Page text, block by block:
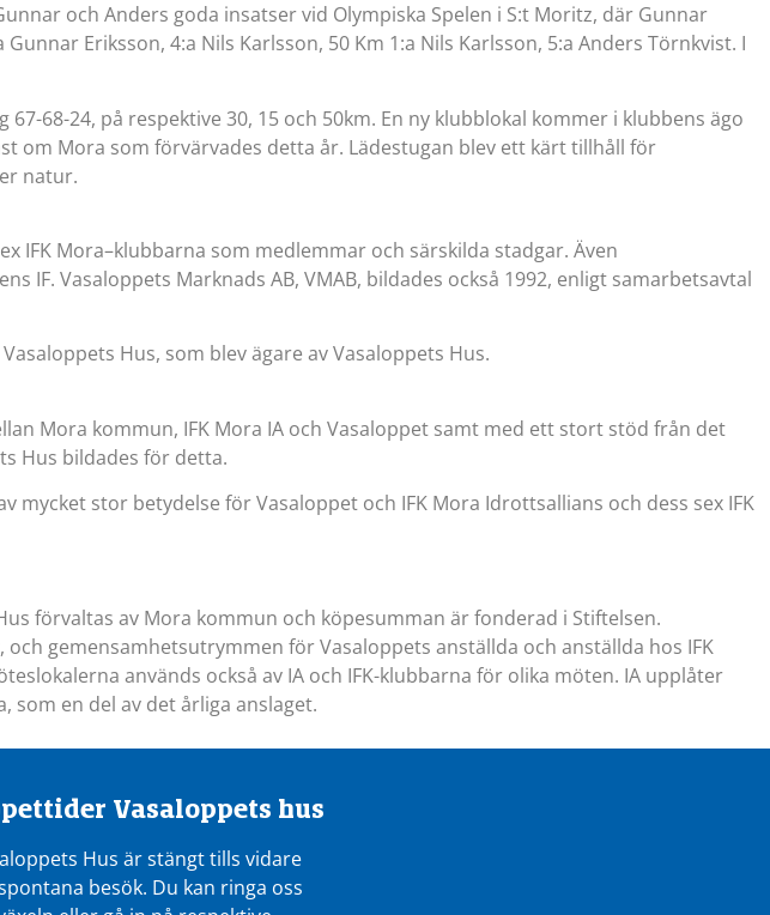
och Anders goda insatser vid Olympiska Spelen i S:t Moritz, där Gunnar
Eriksson, 4:a Nils Karlsson, 50 Km 1:a Nils Karlsson, 5:a Anders Törnkvist. I
68-24, på respektive 30, 15 och 50km. En ny klubblokal kommer i klubbens ägo
om Mora som förvärvades detta år. Lädestugan blev ett kärt tillhåll för
natur.
IFK Mora–klubbarna som medlemmar och särskilda stadgar. Även
IF. Vasaloppets Marknads AB, VMAB, bildades också 1992, enligt samarbetsavtal
Hus, som blev ägare av Vasaloppets Hus.
Mora kommun, IFK Mora IA och Vasaloppet samt med ett stort stöd från det
Hus bildades för detta.
stor betydelse för Vasaloppet och IFK Mora Idrottsallians och dess sex IFK
förvaltas av Mora kommun och köpesumman är fonderad i Stiftelsen.
gemensamhetsutrymmen för Vasaloppets anställda och anställda hos IFK
används också av IA och IFK-klubbarna för olika möten. IA upplåter
som en del av det årliga anslaget.
Vasaloppets hus
Hus är stängt tills vidare
besök. Du kan ringa oss